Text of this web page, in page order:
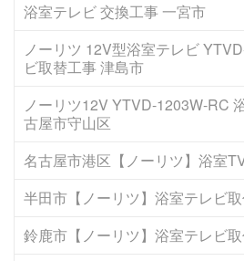
浴室テレビ 交換工事 一宮市
ノーリツ 12V型浴室テレビ
ビ取替工事 津島市
ノーリツ12V YTVD-1203W-RC
古屋市守山区
名古屋市港区【ノーリツ】浴室
半田市【ノーリツ】浴室テレビ
鈴鹿市【ノーリツ】浴室テレビ